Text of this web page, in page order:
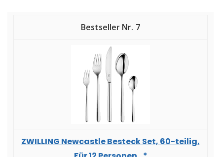
7
ZWILLING Newcastle Besteck Set, 60-teilig,